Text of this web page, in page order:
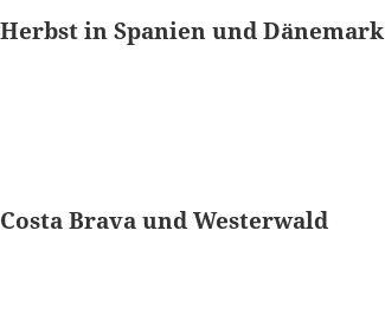
in Spanien und Dänemark
Brava und Westerwald